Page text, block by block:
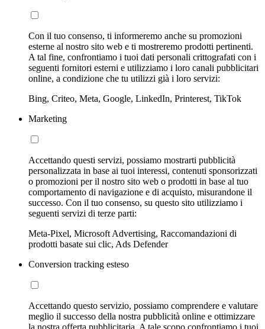
Con il tuo consenso, ti informeremo anche su promozioni
esterne al nostro sito web e ti mostreremo prodotti pertinenti.
A tal fine, confrontiamo i tuoi dati personali crittografati con i
seguenti fornitori esterni e utilizziamo i loro canali pubblicitari
online, a condizione che tu utilizzi già i loro servizi:
Bing, Criteo, Meta, Google, LinkedIn, Printerest, TikTok
Marketing
Accettando questi servizi, possiamo mostrarti pubblicità
personalizzata in base ai tuoi interessi, contenuti sponsorizzati
o promozioni per il nostro sito web o prodotti in base al tuo
comportamento di navigazione e di acquisto, misurandone il
successo. Con il tuo consenso, su questo sito utilizziamo i
seguenti servizi di terze parti:
Meta-Pixel, Microsoft Advertising, Raccomandazioni di
prodotti basate sui clic, Ads Defender
Conversion tracking esteso
Accettando questo servizio, possiamo comprendere e valutare
meglio il successo della nostra pubblicità online e ottimizzare
la nostra offerta pubblicitaria. A tale scopo confrontiamo i tuoi